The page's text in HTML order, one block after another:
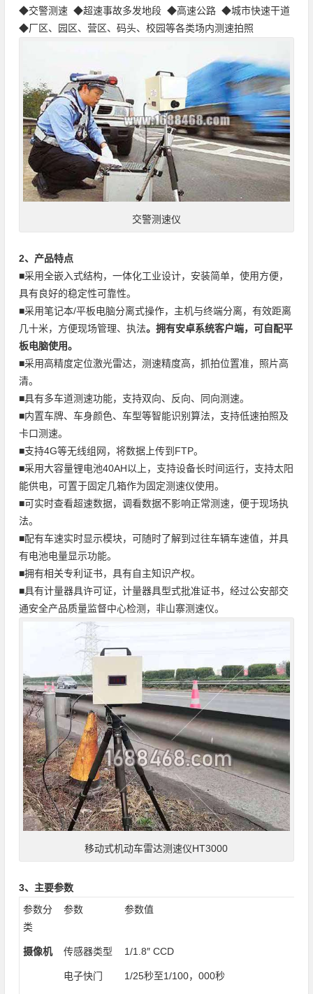
◆交警测速 ◆超速事故多发地段 ◆高速公路 ◆城市快速干道
◆厂区、园区、营区、码头、校园等各类场内测速拍照
交警测速仪
2、产品特点
■采用全嵌入式结构，一体化工业设计，安装简单，使用方便，
具有良好的稳定性可靠性。
■采用笔记本/平板电脑分离式操作，主机与终端分离，有效距离
几十米，方便现场管理、执法。拥有安卓系统客户端，可自配平
板电脑使用。
■采用高精度定位激光雷达，测速精度高，抓拍位置准，照片高
清。
■具有多车道测速功能，支持双向、反向、同向测速。
■内置车牌、车身颜色、车型等智能识别算法，支持低速拍照及
卡口测速。
■支持4G等无线组网，将数据上传到FTP。
■采用大容量锂电池40AH以上，支持设备长时间运行，支持太阳
能供电，可置于固定几箱作为固定测速仪使用。
■可实时查看超速数据，调看数据不影响正常测速，便于现场执
法。
■配有车速实时显示模块，可随时了解到过往车辆车速值，并具
有电池电量显示功能。
■拥有相关专利证书，具有自主知识产权。
■具有计量器具许可证，计量器具型式批准证书，经过公安部交
通安全产品质量监督中心检测，非山寨测速仪。
移动式机动车雷达测速仪HT3000
3、主要参数
参数分
类
参数 参数值
摄像机 传感器类型 1/1.8″ CCD
电子快门 1/25秒至1/100，000秒